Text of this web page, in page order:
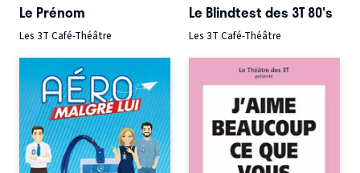
Le Prénom
Les 3T Café-Théâtre
Le Blindtest des 3T 80's
Les 3T Café-Théâtre